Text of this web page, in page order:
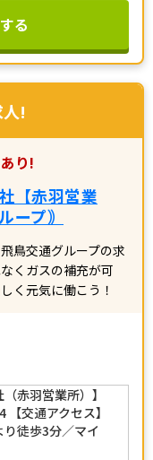
る
!
り!
【赤羽営業
ープ｠
鳥交通グループの求
くガスの補充が可
く元気に働こう！
赤羽営業所）】
交通アクセス】
徒歩3分／マイ